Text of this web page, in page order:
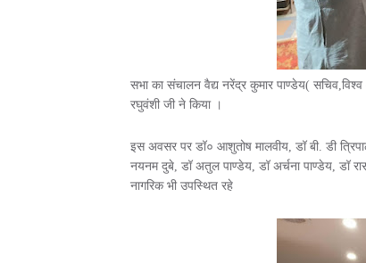
सभा का संचालन वैद्य नरेंद्र कुमार पाण्डेय( सचिव,विश्व
रघुवंशी जी ने किया ।
इस अवसर पर डॉ० आशुतोष मालवीय, डॉ बी. डी
नयनम दुबे, डॉ अतुल पाण्डेय, डॉ अर्चना पाण्डेय, डॉ रास
नागरिक भी उपस्थित रहे